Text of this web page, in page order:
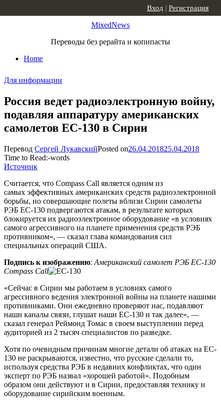
MixedNews
Переводы без рерайта и копипасты
Home
Вход | Регистрация
Для информации
Россия ведет радиоэлектронную войну,
подавляя аппаратуру американских
самолетов EC-130 в Сирии
Перевод Сергей ЛукавскийPosted on26.04.201825.04.2018
Time to Read:-words
Источник
Считается, что Compass Call является одним из
самых эффективных американских средств радиоэлектронной
борьбы, но совершающие полеты вблизи Сирии самолеты
РЭБ ЕС-130 подвергаются атакам, в результате которых
блокируется их радиоэлектронное оборудование «в условиях
самого агрессивного на планете применения средств РЭБ
противником», — сказал глава командования сил
специальных операций США.
Подпись к изображению: Американский самолет РЭБ EC-130
Compass Call
«Сейчас в Сирии мы работаем в условиях самого
агрессивного ведения электронной войны на планете нашими
противниками. Они ежедневно проверяют нас, подавляют
наши каналы связи, глушат наши EC-130 и так далее», —
сказал генерал Реймонд Томас в своем выступлении перед
аудиторией из 2 тысяч специалистов по разведке.
Хотя по очевидным причинам многие детали об атаках на EC-
130 не раскрываются, известно, что русские сделали то,
используя средства РЭБ в недавних конфликтах, что один
эксперт по РЭБ назвал «хорошей работой». Подобным
образом они действуют и в Сирии, предоставляя технику и
оборудование сирийским военным.